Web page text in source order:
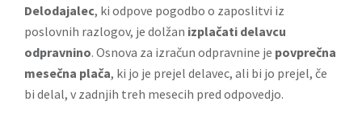
Delodajalec, ki odpove pogodbo o zaposlitvi iz
poslovnih razlogov, je dolžan izplačati delavcu
odpravnino. Osnova za izračun odpravnine je povprečna
mesečna plača, ki jo je prejel delavec, ali bi jo prejel, če
bi delal, v zadnjih treh mesecih pred odpovedjo.